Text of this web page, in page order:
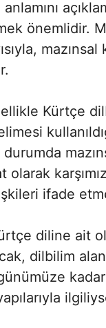
önemlidir.
Kürtçe
olarak
ifade
diline ait
dilbilim
kadar